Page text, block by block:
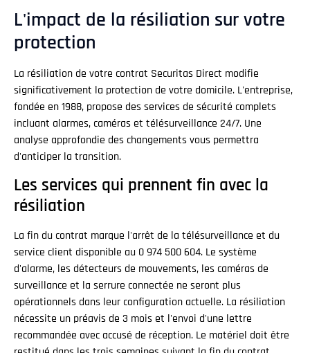
L'impact de la résiliation sur votre
protection
La résiliation de votre contrat Securitas Direct modifie
significativement la protection de votre domicile. L'entreprise,
fondée en 1988, propose des services de sécurité complets
incluant alarmes, caméras et télésurveillance 24/7. Une
analyse approfondie des changements vous permettra
d'anticiper la transition.
Les services qui prennent fin avec la
résiliation
La fin du contrat marque l'arrêt de la télésurveillance et du
service client disponible au 0 974 500 604. Le système
d'alarme, les détecteurs de mouvements, les caméras de
surveillance et la serrure connectée ne seront plus
opérationnels dans leur configuration actuelle. La résiliation
nécessite un préavis de 3 mois et l'envoi d'une lettre
recommandée avec accusé de réception. Le matériel doit être